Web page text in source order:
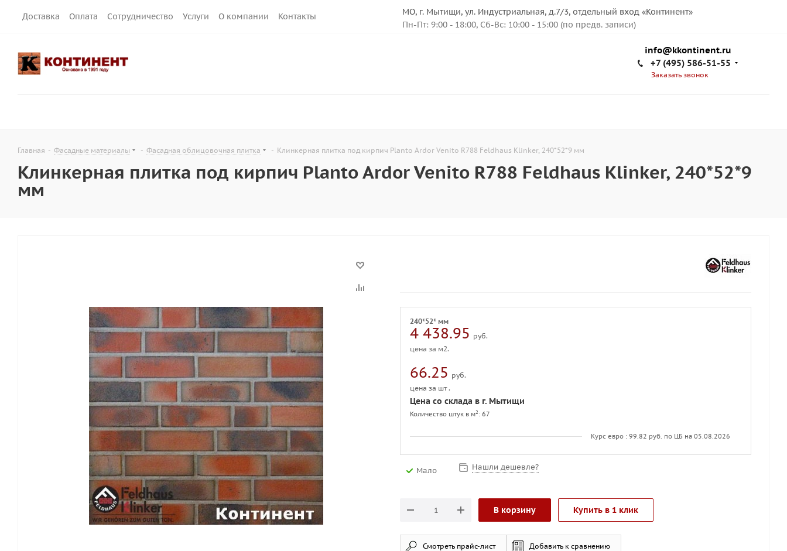
Доставка Оплата Сотрудничество Услуги О компании Контакты
МО, г. Мытищи, ул. Индустриальная, д.7/3, отдельный вход «Континент»
Пн-Пт: 9:00 - 18:00, Сб-Вс: 10:00 - 15:00 (по предв. записи)
info@kkontinent.ru
+7 (495) 586-51-55
Заказать звонок
Главная - Фасадные материалы - Фасадная облицовочная плитка - Клинкерная плитка под кирпич Planto Ardor Venito R788 Feldhaus Klinker, 240*52*9 мм
Клинкерная плитка под кирпич Planto Ardor Venito R788 Feldhaus Klinker, 240*52*9
мм
240*52* мм
4 438.95 руб.
цена за м2.
66.25 руб.
цена за шт .
Цена со склада в г. Мытищи
Количество штук в м2 : 67
Курс евро : 99.82 руб. по ЦБ на 05.08.2026
Мало Нашли дешевле?
В корзину Купить в 1 клик
Смотреть прайс-лист Добавить к сравнению